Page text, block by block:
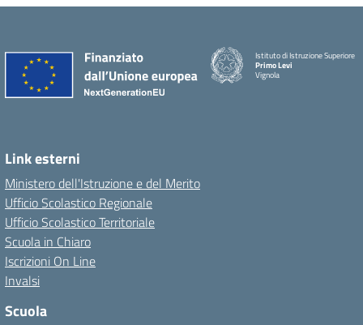
Istituto di Istruzione Superiore
Primo Levi
Vignola
Link esterni
Ministero dell'Istruzione e del Merito
Ufficio Scolastico Regionale
Ufficio Scolastico Territoriale
Scuola in Chiaro
Iscrizioni On Line
Invalsi
Scuola